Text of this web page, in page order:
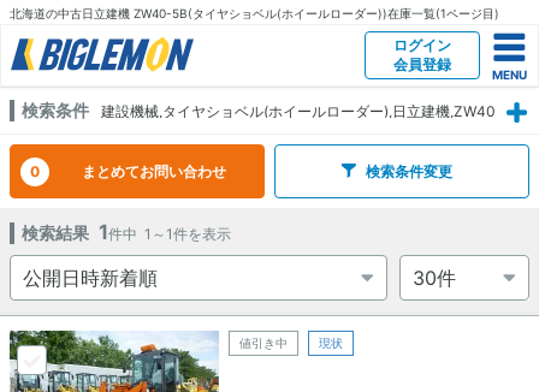
北海道の中古日立建機 ZW40-5B(タイヤショベル(ホイールローダー))在庫一覧(1ページ目)
ログイン
会員登録
検索条件
建設機械,タイヤショベル(ホイールローダー),日立建機,ZW40
0 まとめてお問い合わせ 検索条件変更
検索結果 1件中 1～1件を表示
値引き中 現状